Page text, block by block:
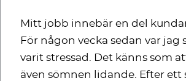
Mitt jobb innebär en del
För någon vecka sedan var
varit stressad. Det känns som
även sömnen lidande. Efter